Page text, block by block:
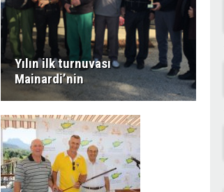
Yılın ilk turnuvası
Mainardi’nin